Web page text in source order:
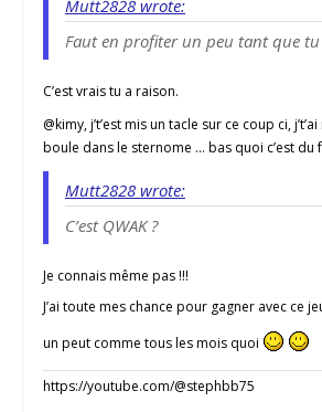
Mutt2828 wrote:
Faut en profiter un peu tant que
C’est vrais tu a raison.
@kimy, j’t’est mis un tacle sur ce coup ci,
boule dans le sternome … bas quoi c’est du
Mutt2828 wrote:
C’est QWAK ?
Je connais même pas !!!
J’ai toute mes chance pour gagner avec ce
un peut comme tous les mois quoi
https://youtube.com/@stephbb75